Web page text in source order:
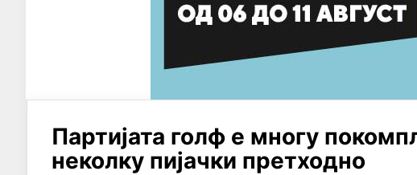
Партијата голф е многу
неколку пијачки претходно